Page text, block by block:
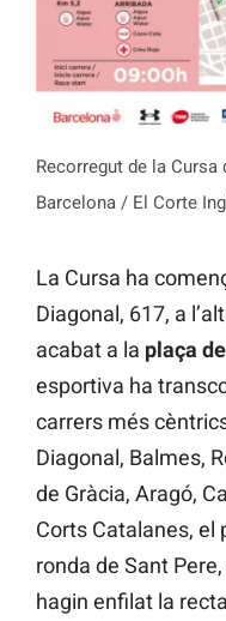
Recorregut de la Cursa
Barcelona / El Corte
La Cursa ha
Diagonal, 617, a
acabat a la plaça
esportiva ha
carrers més
Diagonal, Balmes,
de Gràcia, Aragó,
Corts Catalanes, el
ronda de Sant
hagin enfilat la